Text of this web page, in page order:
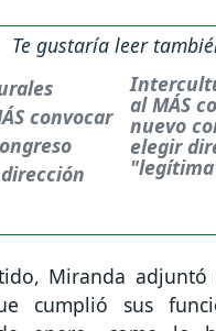
Te gustaría leer
al MÁS
nuevo
elegir
Miranda
cumplió sus